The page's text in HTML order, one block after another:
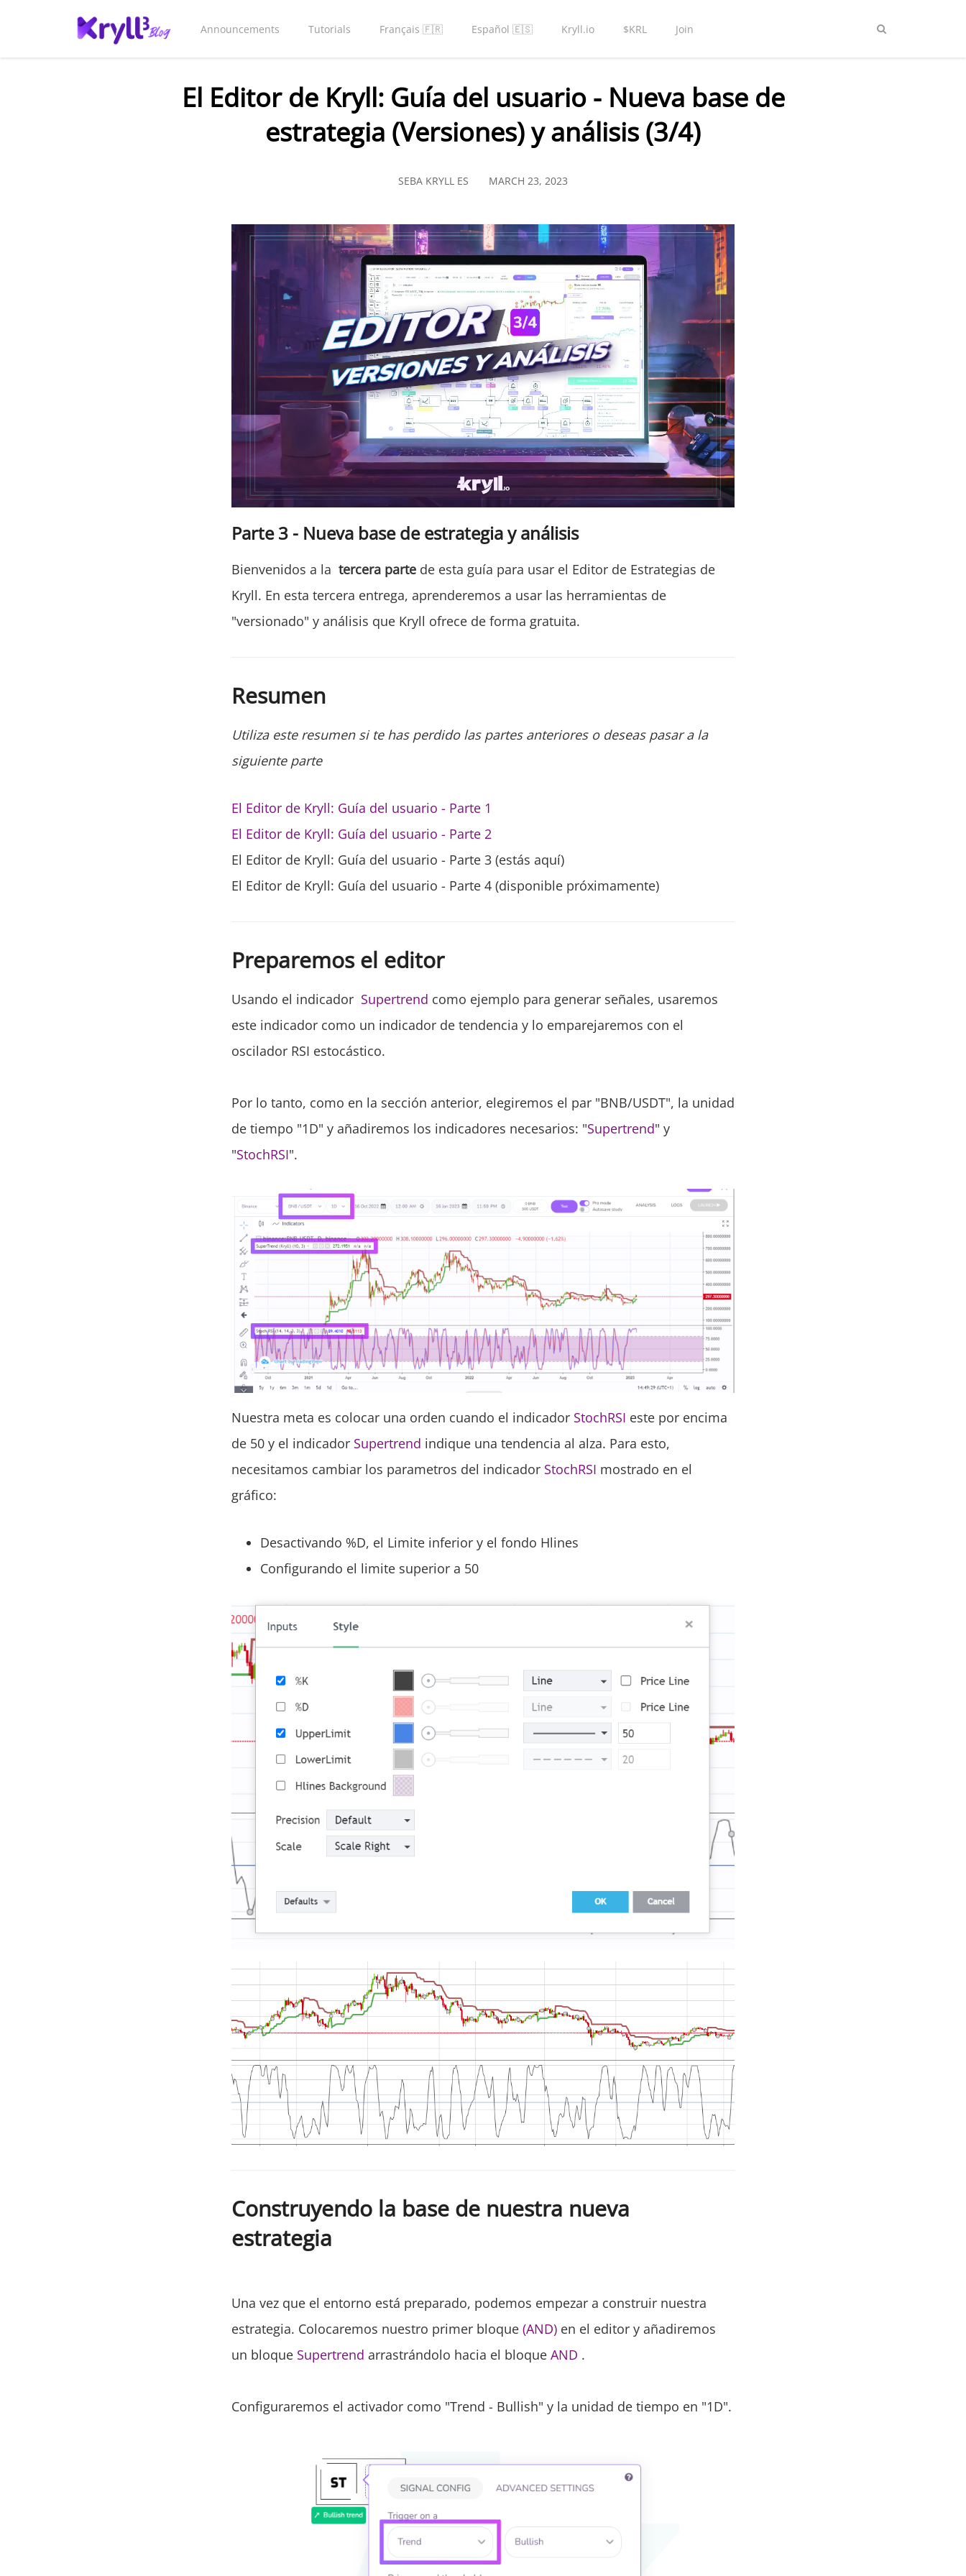
Announcements Tutorials Français 🇫🇷 Español 🇪🇸 Kryll.io $KRL Join
El Editor de Kryll: Guía del usuario - Nueva base de
estrategia (Versiones) y análisis (3/4)
SEBA KRYLL ES MARCH 23, 2023
Parte 3 - Nueva base de estrategia y análisis
Bienvenidos a la tercera parte de esta guía para usar el Editor de Estrategias de
Kryll. En esta tercera entrega, aprenderemos a usar las herramientas de
"versionado" y análisis que Kryll ofrece de forma gratuita.
Resumen
Utiliza este resumen si te has perdido las partes anteriores o deseas pasar a la
siguiente parte
El Editor de Kryll: Guía del usuario - Parte 1
El Editor de Kryll: Guía del usuario - Parte 2
El Editor de Kryll: Guía del usuario - Parte 3 (estás aquí)
El Editor de Kryll: Guía del usuario - Parte 4 (disponible próximamente)
Preparemos el editor
Usando el indicador Supertrend como ejemplo para generar señales, usaremos
este indicador como un indicador de tendencia y lo emparejaremos con el
oscilador RSI estocástico.
Por lo tanto, como en la sección anterior, elegiremos el par "BNB/USDT", la unidad
de tiempo "1D" y añadiremos los indicadores necesarios: "Supertrend" y
"StochRSI".
Nuestra meta es colocar una orden cuando el indicador StochRSI este por encima
de 50 y el indicador Supertrend indique una tendencia al alza. Para esto,
necesitamos cambiar los parametros del indicador StochRSI mostrado en el
gráfico:
Desactivando %D, el Limite inferior y el fondo Hlines
Configurando el limite superior a 50
Construyendo la base de nuestra nueva
estrategia
Una vez que el entorno está preparado, podemos empezar a construir nuestra
estrategia. Colocaremos nuestro primer bloque (AND) en el editor y añadiremos
un bloque Supertrend arrastrándolo hacia el bloque AND .
Configuraremos el activador como "Trend - Bullish" y la unidad de tiempo en "1D".